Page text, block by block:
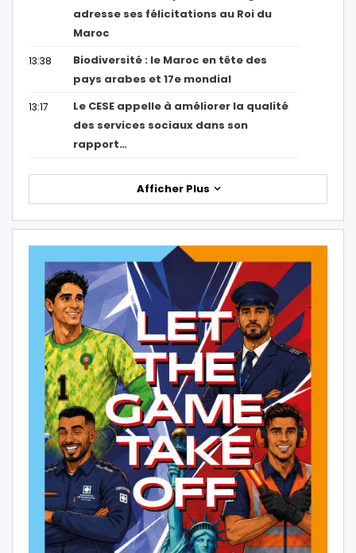
adresse ses félicitations au Roi du
Maroc
13:38
Biodiversité : le Maroc en tête des
pays arabes et 17e mondial
13:17
Le CESE appelle à améliorer la qualité
des services sociaux dans son
rapport…
Afficher Plus